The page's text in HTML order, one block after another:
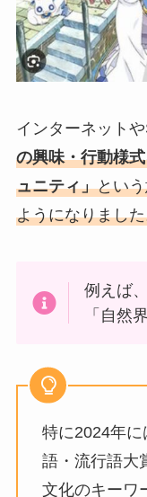
インターネット
の興味・行動様
ュニティ」とい
ようになりまし
例えば
「自然
特に2024年
語・流行語大
文化のキーワ